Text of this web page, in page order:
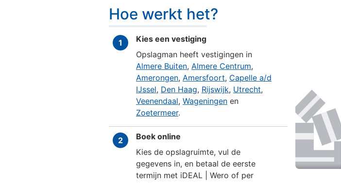
Hoe werkt het?
1
Kies een vestiging
Opslagman heeft vestigingen in
Almere Buiten, Almere Centrum,
Amerongen, Amersfoort, Capelle a/d
IJssel, Den Haag, Rijswijk, Utrecht,
Veenendaal, Wageningen en
Zoetermeer.
2
Boek online
Kies de opslagruimte, vul de
gegevens in, en betaal de eerste
termijn met iDEAL | Wero of per